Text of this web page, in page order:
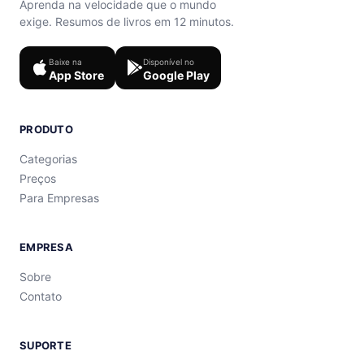
Aprenda na velocidade que o mundo
exige. Resumos de livros em 12 minutos.
Baixe na
App Store
Disponível no
Google Play
PRODUTO
Categorias
Preços
Para Empresas
EMPRESA
Sobre
Contato
SUPORTE